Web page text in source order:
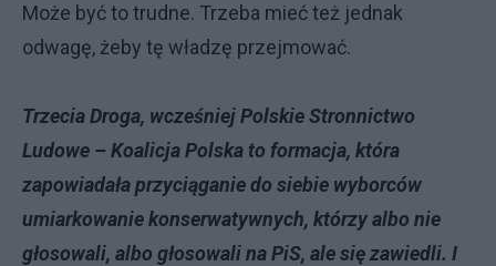
Może być to trudne. Trzeba mieć też jednak
odwagę, żeby tę władzę przejmować.
Trzecia Droga, wcześniej Polskie Stronnictwo
Ludowe – Koalicja Polska to formacja, która
zapowiadała przyciąganie do siebie wyborców
umiarkowanie konserwatywnych, którzy albo nie
głosowali, albo głosowali na PiS, ale się zawiedli. I